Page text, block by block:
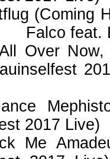
(Coming
feat.
Now,
Mephisto
2017